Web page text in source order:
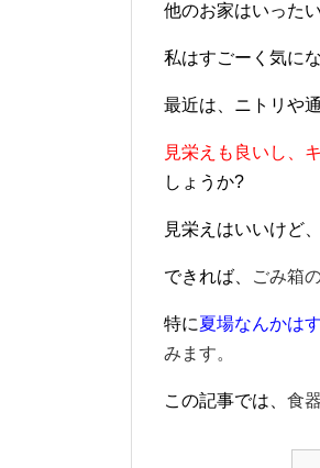
他のお家はいった
私はすごーく気に
最近は、ニトリや
見栄えも良いし、
しょうか?
見栄えはいいけど、
できれば、 ごみ箱
特に夏場なんかは
みます。
この記事では、 食